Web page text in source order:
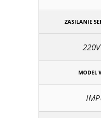
ZASILANIE
MODEL